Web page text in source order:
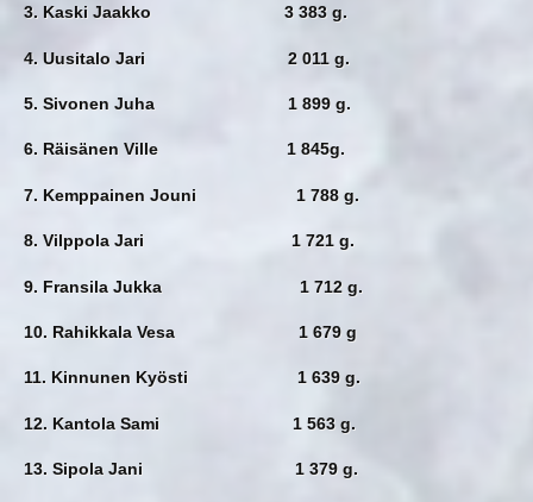
3. Kaski Jaakko 3 383 g.
4. Uusitalo Jari 2 011 g.
5. Sivonen Juha 1 899 g.
6. Räisänen Ville 1 845g.
7. Kemppainen Jouni 1 788 g.
8. Vilppola Jari 1 721 g.
9. Fransila Jukka 1 712 g.
10. Rahikkala Vesa 1 679 g
11. Kinnunen Kyösti 1 639 g.
12. Kantola Sami 1 563 g.
13. Sipola Jani 1 379 g.